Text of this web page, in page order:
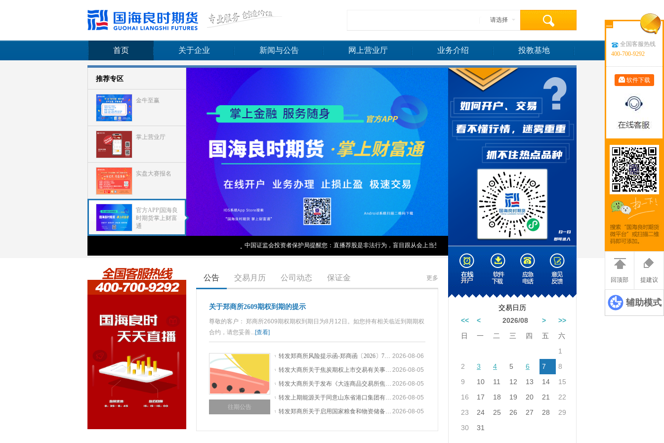
请选择
首页 关于企业 新闻与公告 网上营业厅 业务介绍 投教基地
推荐专区
金牛至赢
掌上营业厅
实盘大赛报名
官方APP|国海良
时期货掌上财富
通
中国证监会投资者保护局提醒您：直播荐股是非法行为，盲目跟从会上当受骗。 中国证监会投资者保护局提醒您：警惕新型网络诈骗，防范线上所谓“
公告 交易月历 公司动态 保证金 更多
关于郑商所2609期权到期的提示
尊敬的客户： 郑商所2609期权期权到期日为8月12日。如您持有相关临近到期期权
合约，请您妥善...[查看]
往期公告
转发郑商所风险提示函-郑商函〔2026〕726号 2026-08-06
转发大商所关于焦炭期权上市交易有关事项的通知-大商所发〔2026〕295号 2026-08-05
转发大商所关于发布《大连商品交易所焦炭期货期权合约》的公告-〔2026〕74号 2026-08-05
转发上期能源关于同意山东省港口集团有限公司取消20号胶、低硫燃料油、原油期货存放点的公告-〔2026〕90号 2026-08-05
转发郑商所关于启用国家粮食和物资储备局河北局一三三处临时存货点的公告-〔2026〕119号 2026-08-05
交易日历
<<
< 2026/08 >
>>
日
一 二 三 四 五
六
1
2
3 4 5 6 7
8
9
10 11 12 13 14
15
16
17 18 19 20 21
22
23
24 25 26 27 28
29
30
31
—
全国客服热线
400-700-9292
软件下载
回顶部 提建议
辅助模式